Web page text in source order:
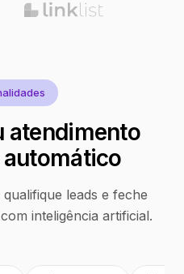
atendimento
leads e feche
inteligência artificial.